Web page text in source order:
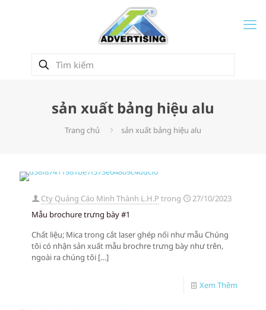
sản xuất bảng hiệu alu
Trang chủ sản xuất bảng hiệu alu
Cty Quảng Cáo Minh Thành L.H.P trong
27/10/2023
Mẫu brochure trưng bày #1
Chất liệu; Mica trong cắt laser ghép nối như mẫu Chúng
tôi có nhận sản xuất mẫu brochre trưng bày như trên,
ngoài ra chúng tôi […]
Xem Thêm